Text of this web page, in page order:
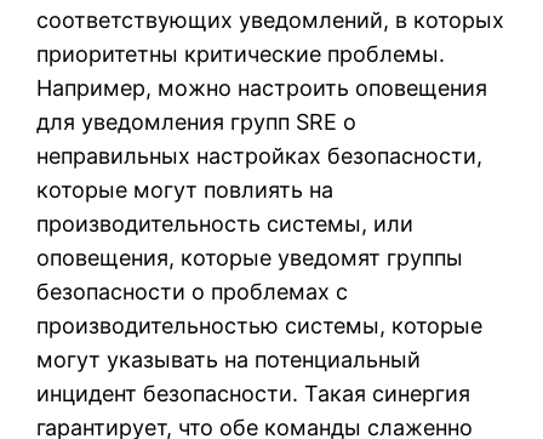
соответствующих уведомлений, в которых
приоритетны критические проблемы.
Например, можно настроить оповещения
для уведомления групп SRE о
неправильных настройках безопасности,
которые могут повлиять на
производительность системы, или
оповещения, которые уведомят группы
безопасности о проблемах с
производительностью системы, которые
могут указывать на потенциальный
инцидент безопасности. Такая синергия
гарантирует, что обе команды слаженно